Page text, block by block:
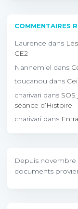
COMMENTAIRES
Laurence dans
CE2
Nannemiel dans
toucanou dans
charivari dans
séance d’Histoire
charivari dans
Depuis novembre
documents